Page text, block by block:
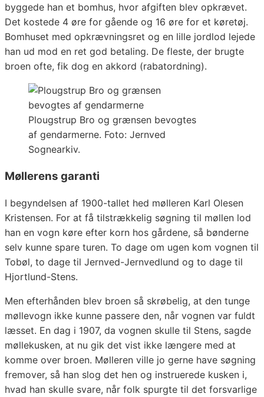
byggede han et bomhus, hvor afgiften blev opkrævet.
Det kostede 4 øre for gående og 16 øre for et køretøj.
Bomhuset med opkrævningsret og en lille jordlod lejede
han ud mod en ret god betaling. De fleste, der brugte
broen ofte, fik dog en akkord (rabatordning).
Plougstrup Bro og grænsen bevogtes
af gendarmerne. Foto: Jernved
Sognearkiv.
Møllerens garanti
I begyndelsen af 1900-tallet hed mølleren Karl Olesen
Kristensen. For at få tilstrækkelig søgning til møllen lod
han en vogn køre efter korn hos gårdene, så bønderne
selv kunne spare turen. To dage om ugen kom vognen til
Tobøl, to dage til Jernved-Jernvedlund og to dage til
Hjortlund-Stens.
Men efterhånden blev broen så skrøbelig, at den tunge
møllevogn ikke kunne passere den, når vognen var fuldt
læsset. En dag i 1907, da vognen skulle til Stens, sagde
møllekusken, at nu gik det vist ikke længere med at
komme over broen. Mølleren ville jo gerne have søgning
fremover, så han slog det hen og instruerede kusken i,
hvad han skulle svare, når folk spurgte til det forsvarlige